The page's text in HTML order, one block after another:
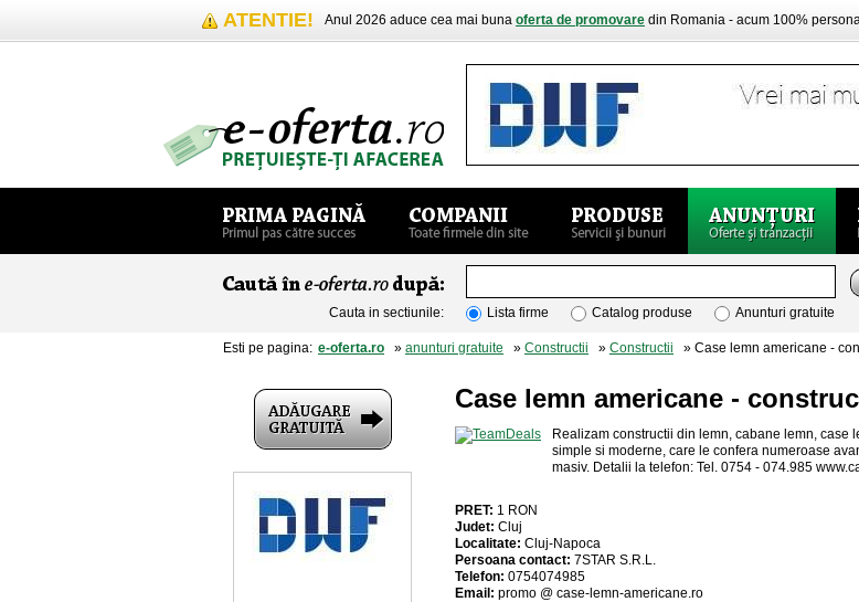
ATENTIE! Anul 2026 aduce cea mai buna oferta de promovare din Romania - acum 100%
Cauta in sectiunile: Lista firme Catalog produse Anunturi gratuite
Esti pe pagina: e-oferta.ro » anunturi gratuite » Constructii » Constructii » Case lemn americane -
Case lemn americane -
Realizam constructii din lemn, cabane lemn, case
simple si moderne, care le confera numeroase
masiv. Detalii la telefon: Tel. 0754 - 074.985
PRET: 1 RON
Judet: Cluj
Localitate: Cluj-Napoca
Persoana contact: 7STAR S.R.L.
Telefon: 0754074985
Email: promo @ case-lemn-americane.ro